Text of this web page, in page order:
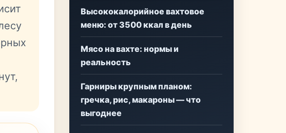
Высококалорийное вахтовое
меню: от 3500 ккал в день
Мясо на вахте: нормы и
реальность
Гарниры крупным планом:
гречка, рис, макароны — что
выгоднее